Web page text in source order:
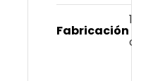
Fabricación